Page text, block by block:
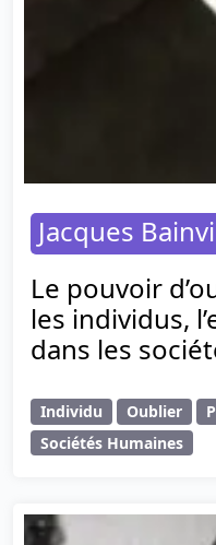
Jacques
Le pouvoir
les individus,
dans les
Individu Oublier
Sociétés Humaines